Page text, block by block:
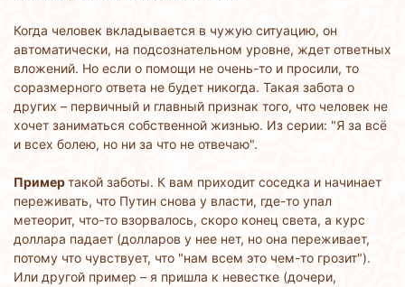
Когда человек вкладывается в чужую ситуацию, он
автоматически, на подсознательном уровне, ждет ответных
вложений. Но если о помощи не очень-то и просили, то
соразмерного ответа не будет никогда. Такая забота о
других – первичный и главный признак того, что человек не
хочет заниматься собственной жизнью. Из серии: "Я за всё
и всех болею, но ни за что не отвечаю".
Примертакой заботы. К вам приходит соседка и начинает
переживать, что Путин снова у власти, где-то упал
метеорит, что-то взорвалось, скоро конец света, а курс
доллара падает (долларов у нее нет, но она переживает,
потому что чувствует, что "нам всем это чем-то грозит").
Или другой пример – я пришла к невестке (дочери,